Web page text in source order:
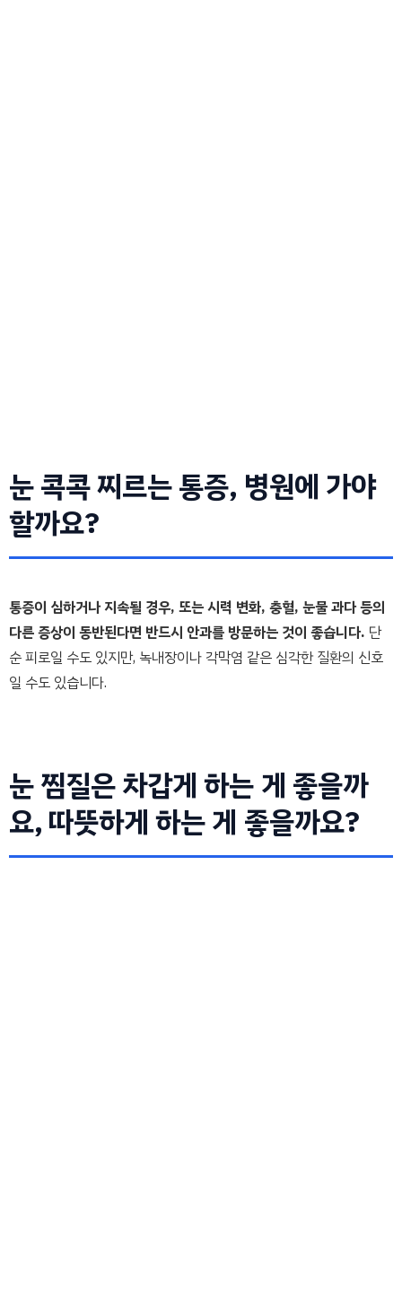
눈 콕콕 찌르는 통증, 병원에 가야
할까요?
통증이 심하거나 지속될 경우, 또는 시력 변화, 충혈, 눈물 과다 등의
다른 증상이 동반된다면 반드시 안과를 방문하는 것이 좋습니다. 단
순 피로일 수도 있지만, 녹내장이나 각막염 같은 심각한 질환의 신호
일 수도 있습니다.
눈 찜질은 차갑게 하는 게 좋을까
요, 따뜻하게 하는 게 좋을까요?